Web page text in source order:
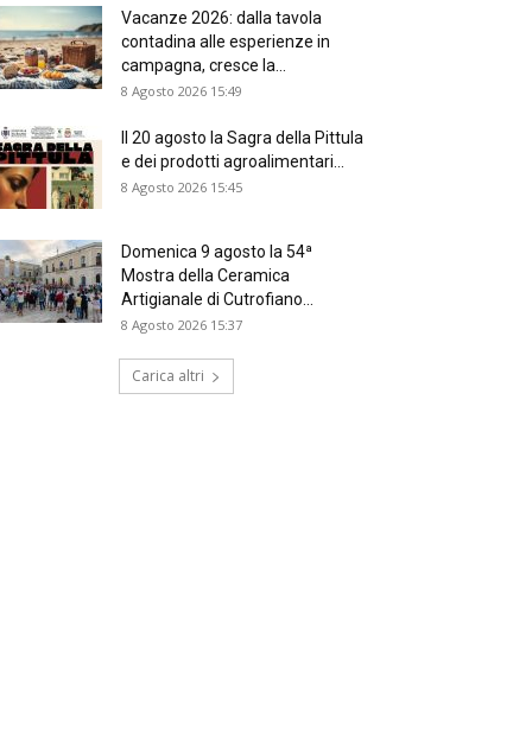
Vacanze 2026: dalla tavola
contadina alle esperienze in
campagna, cresce la...
8 Agosto 2026 15:49
Il 20 agosto la Sagra della Pittula
e dei prodotti agroalimentari...
8 Agosto 2026 15:45
Domenica 9 agosto la 54ª
Mostra della Ceramica
Artigianale di Cutrofiano...
8 Agosto 2026 15:37
Carica altri